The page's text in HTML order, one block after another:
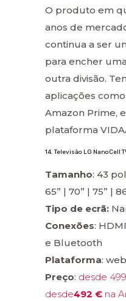
O produto em
anos de
continua a ser
para encher
outra divisão.
aplicações
Amazon Prime,
plataforma
14. Televisão LG NanoCell
Tamanho: 43
65” | 70” | 75” |
Tipo de ecrã:
Conexões:
e Bluetooth
Plataforma:
Preço: desde
desde492 € na